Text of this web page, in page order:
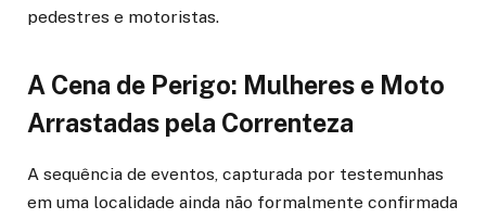
pedestres e motoristas.
A Cena de Perigo: Mulheres e Moto
Arrastadas pela Correnteza
A sequência de eventos, capturada por testemunhas
em uma localidade ainda não formalmente confirmada